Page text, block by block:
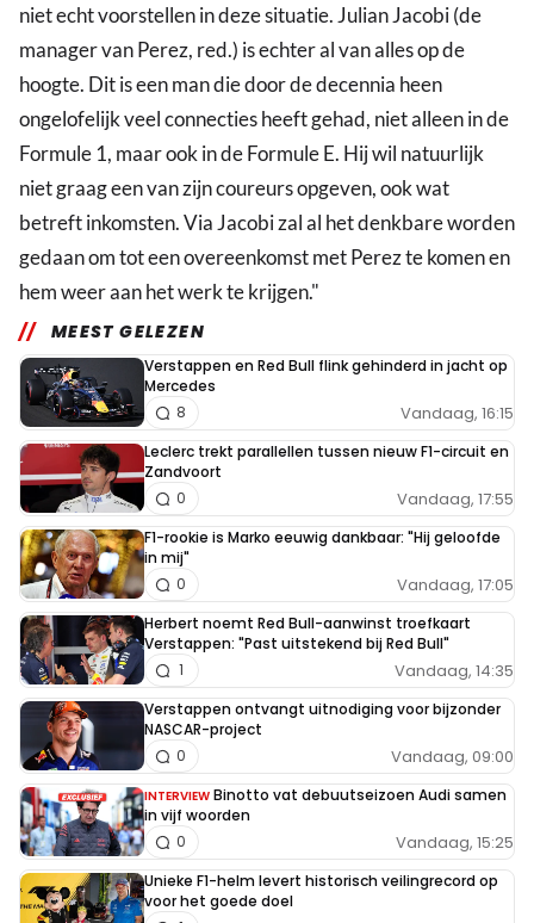
niet echt voorstellen in deze situatie. Julian Jacobi (de
manager van Perez, red.) is echter al van alles op de
hoogte. Dit is een man die door de decennia heen
ongelofelijk veel connecties heeft gehad, niet alleen in de
Formule 1, maar ook in de Formule E. Hij wil natuurlijk
niet graag een van zijn coureurs opgeven, ook wat
betreft inkomsten. Via Jacobi zal al het denkbare worden
gedaan om tot een overeenkomst met Perez te komen en
hem weer aan het werk te krijgen."
MEEST GELEZEN
Verstappen en Red Bull flink gehinderd in jacht op
Mercedes
Vandaag, 16:15
8
Leclerc trekt parallellen tussen nieuw F1-circuit en
Zandvoort
Vandaag, 17:55
0
F1-rookie is Marko eeuwig dankbaar: "Hij geloofde
in mij"
Vandaag, 17:05
0
Herbert noemt Red Bull-aanwinst troefkaart
Verstappen: "Past uitstekend bij Red Bull"
Vandaag, 14:35
1
Verstappen ontvangt uitnodiging voor bijzonder
NASCAR-project
Vandaag, 09:00
0
INTERVIEW Binotto vat debuutseizoen Audi samen
in vijf woorden
Vandaag, 15:25
0
Unieke F1-helm levert historisch veilingrecord op
voor het goede doel